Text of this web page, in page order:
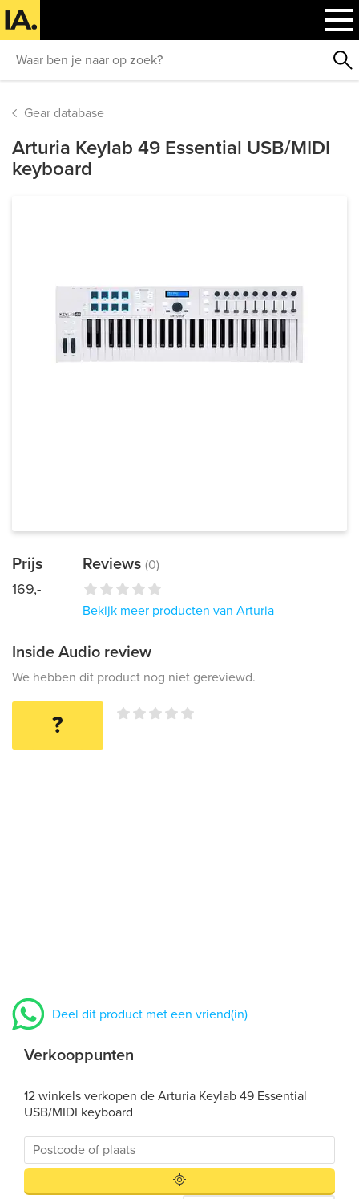
Gear database
Arturia Keylab 49 Essential USB/MIDI
keyboard
Prijs
169,-
Reviews (0)
Bekijk meer producten van Arturia
Inside Audio review
We hebben dit product nog niet gereviewd.
?
Deel dit product met een vriend(in)
Verkooppunten
12 winkels verkopen de Arturia Keylab 49 Essential
USB/MIDI keyboard